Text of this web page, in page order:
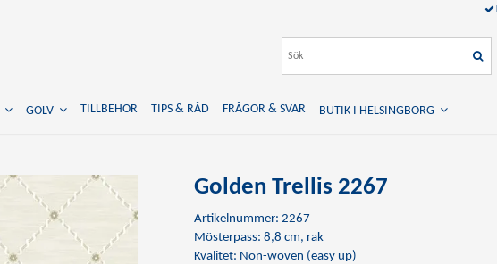
Golden Trellis 2267
Artikelnummer: 2267
Mösterpass: 8,8 cm, rak
Kvalitet: Non-woven (easy up)
GOLV TILLBEHÖR TIPS & RÅD FRÅGOR & SVAR BUTIK I HELSINGBORG